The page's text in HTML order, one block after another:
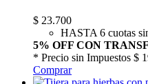
$ 23.700
HASTA 6 cuotas
5% OFF CON
* Precio sin Impuestos $
Comprar